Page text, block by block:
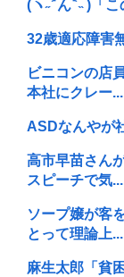
(ヽ˶ ᷇ ん ᷆ ˵ )「
32歳適応障害
ビニコンの店
本社にクレー...
ASDなんやが
高市早苗さん
スピーチで気...
ソープ嬢が客
とって理論上...
麻生太郎「貧